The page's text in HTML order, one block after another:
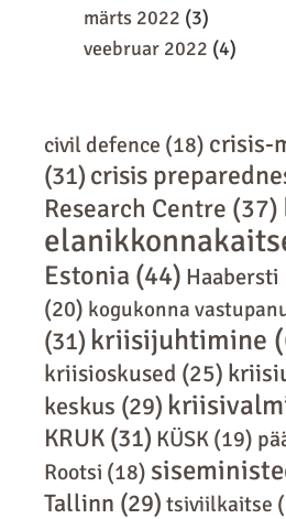
märts 2022 (3)
veebruar 2022 (4)
civil defence (18) crisis-
(31) crisis
Research Centre (37)
Estonia (44) Haabersti
(20) kogukonna
(31) kriisijuhtimine
kriisioskused (25)
keskus (29)
KRUK (31) KÜSK (19)
Rootsi (18)
Tallinn (29) tsiviilkaitse